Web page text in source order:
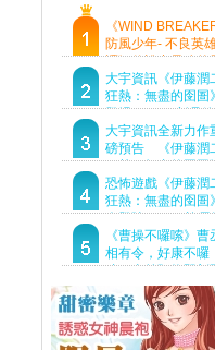
《WIND
防風少年- 不良英
譚》傳說中最強的
人現身！即將顛覆
鈴高中！
大宇資訊《伊藤潤
狂熱：無盡的囹圄》
登場 Steam 新品節
首支預告片及遊戲
Demo重磅釋出
大宇資訊全新力作
磅預告 《伊藤潤
狂熱：無盡的囹圄
驚悚亮相 ！伊藤潤
恐怖世界首度進軍
Steam
恐怖遊戲《伊藤潤
狂熱：無盡的囹圄》
今登陸Steam 詭異
樓開啟 同步釋出最
預告片
《曹操不囉嗦》曹
相有令，好康不囉
嗦！事前預約即刻